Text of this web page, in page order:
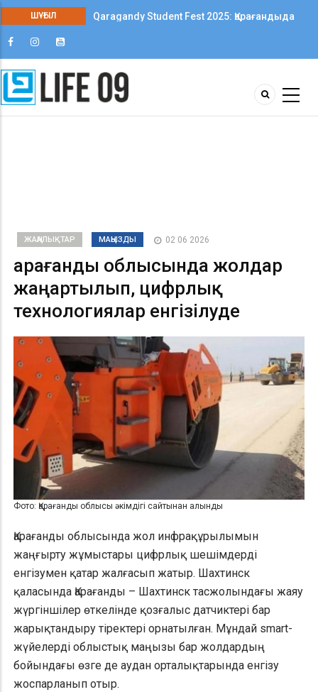
ШҰҒЫЛ
ЖАҢАЛЫҚТАР МАҢЫЗДЫ 02 06 2026
Қарағанды облысында жолдар
жаңартылып, цифрлық
технологиялар енгізілуде
Фото: Қарағанды облысы әкімдігі сайтынан алынды
Қарағанды облысында жол инфрақұрылымын
жаңғырту жұмыстары цифрлық шешімдерді
енгізумен қатар жалғасып жатыр. Шахтинск
қаласында Қарағанды – Шахтинск тасжолындағы жаяу
жүргіншілер өткелінде қозғалыс датчиктері бар
жарықтандыру тіректері орнатылған. Мұндай smart-
жүйелерді облыстық маңызы бар жолдардың
бойындағы өзге де аудан орталықтарында енгізу
жоспарланып отыр.